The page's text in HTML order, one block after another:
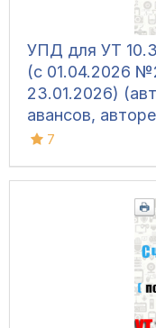
УПД для УТ
(с 01.04.2026
23.01.2026)
авансов,
7